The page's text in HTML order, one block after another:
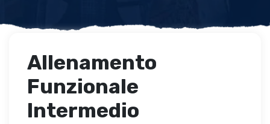
Allenamento
Funzionale
Intermedio